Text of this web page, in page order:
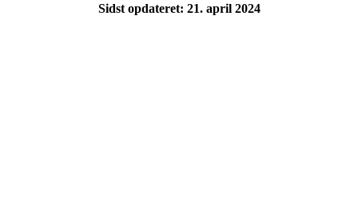
Sidst opdateret: 21. april 2024